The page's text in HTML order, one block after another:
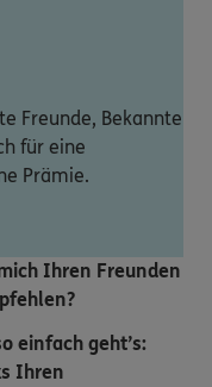
Freunde, Bekannte
für eine
Prämie.
Ihren Freunden
einfach geht’s:
Ihren